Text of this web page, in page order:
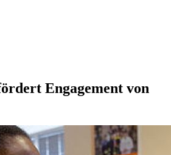
Engagement von